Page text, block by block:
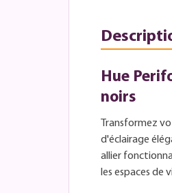
Hue
noirs
Transformez
d'éclairage
allier
les espaces de